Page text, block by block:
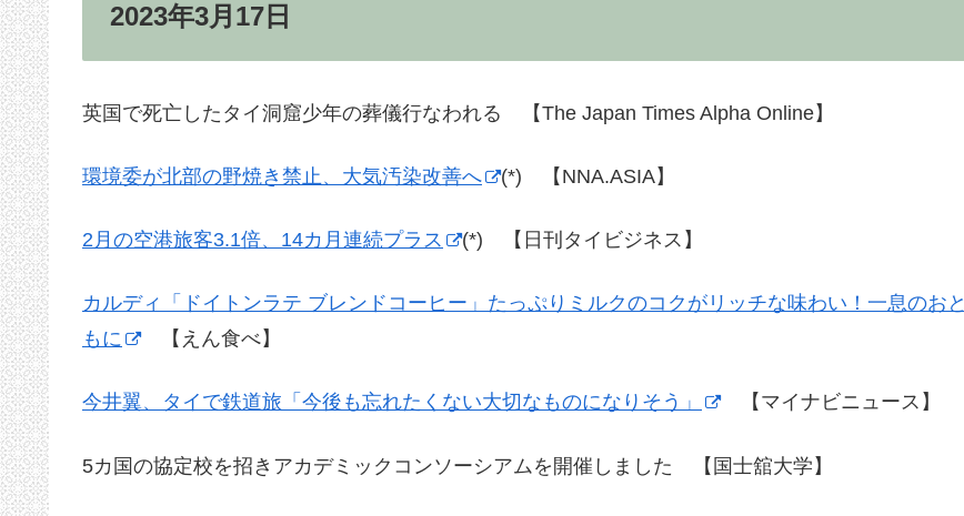
2023年3月17日
英国で死亡したタイ洞窟少年の葬儀行なわれる 【The Japan Times Alpha Online】
環境委が北部の野焼き禁止、大気汚染改善へ (*) 【NNA.ASIA】
2月の空港旅客3.1倍、14カ月連続プラス (*) 【日刊タイビジネス】
カルディ「ドイトンラテ ブレンドコーヒー」たっぷりミルクのコクがリッチな味わい！一息のおと
もに
【えん食べ】
今井翼、タイで鉄道旅「今後も忘れたくない大切なものになりそう」 【マイナビニュース】
5カ国の協定校を招きアカデミックコンソーシアムを開催しました 【国士舘大学】